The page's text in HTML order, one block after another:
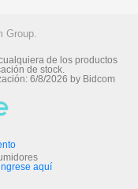
Group.
de los productos
de stock.
6/8/2026 by Bidcom
aquí